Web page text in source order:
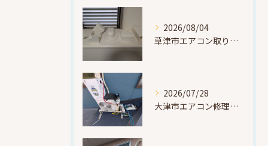
2026/08/04
草津市エアコン取り付け｜お客様取り外し済・化粧カバー再利用（ダイキン S225ATES・アウルコート草津）
2026/07/28
大津市エアコン修理｜冷媒漏れを特定！高所作業で東芝RAS-F221ARTを修理・ガスチャージ